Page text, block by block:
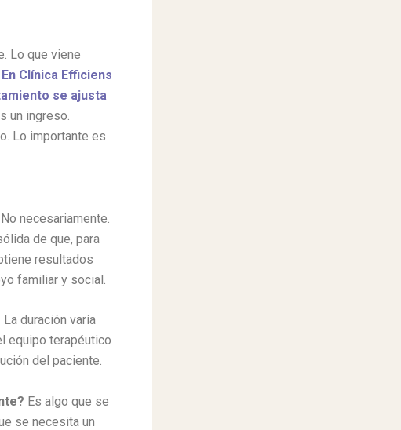
Lo que viene
En Clínica Efficiens
se ajusta
un ingreso.
Lo importante es
No necesariamente.
de que, para
resultados
familiar y social.
La duración varía
equipo terapéutico
del paciente.
Es algo que se
se necesita un